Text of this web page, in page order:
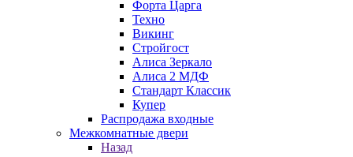
Форта Царга
Техно
Викинг
Стройгост
Алиса Зеркало
Алиса 2 МДФ
Стандарт Классик
Купер
Распродажа входные
Межкомнатные двери
Назад